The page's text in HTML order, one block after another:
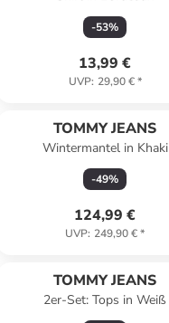
-53%
13,99 €
UVP: 29,90 €*
TOMMY JEANS
Wintermantel in Khaki
-49%
124,99 €
UVP: 249,90 €*
TOMMY JEANS
2er-Set: Tops in Weiß